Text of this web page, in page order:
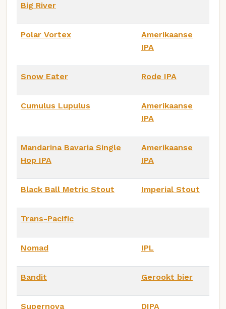
Big River
Polar Vortex
Amerikaanse
IPA
Snow Eater Rode IPA
Cumulus Lupulus
Amerikaanse
IPA
Mandarina Bavaria Single
Hop IPA
Amerikaanse
IPA
Black Ball Metric Stout Imperial Stout
Trans-Pacific
Nomad IPL
Bandit Gerookt bier
Supernova DIPA